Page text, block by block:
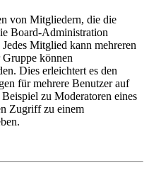
von Mitgliedern, die die
Board-Administration
Mitglied kann mehreren
können
Dies erleichtert es den
für mehrere Benutzer auf
zu Moderatoren eines
Zugriff zu einem